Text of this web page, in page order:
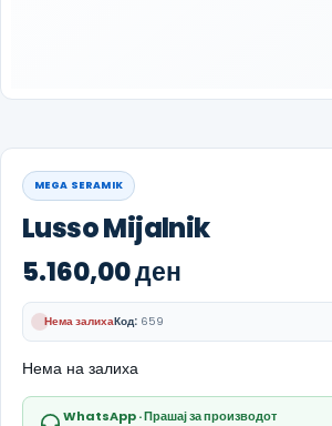
MEGA SERAMIK
Lusso Mijalnik
5.160,00ден
Нема залихаКод: 659
Нема на залиха
WhatsApp · Прашај за производот